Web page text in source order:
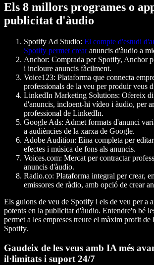
Els 8 millors programes o
publicitat d'àudio
Spotify Ad Studio: El compte d'estudi
Spotify permet crearanuncis d'àudio a
Anchor: Comprada per Spotify, Anchor
i incloure anuncis fàcilment.
Voice123: Plataforma que connecta
professionals de la veu per produir veus
LinkedIn Marketing Solutions: Ofereix
d'anuncis, incloent-hi vídeo i àudio, per
professional de LinkedIn.
Google Ads: Admet formats d'anunci
a audiències de la xarxa de Google.
Adobe Audition: Eina completa per
efectes i música de fons als anuncis.
Voices.com: Mercat per contractar
anuncis d'àudio.
Radio.co: Plataforma integral per crear,
emissores de ràdio, amb opció de crear
Els guions de veu de Spotify i els de veu per a
potents en la publicitat d'àudio. Entendre'n bé
permet a les empreses treure el màxim profit de
Spotify.
Gaudeix de les veus amb IA més
il·limitats i suport 24/7